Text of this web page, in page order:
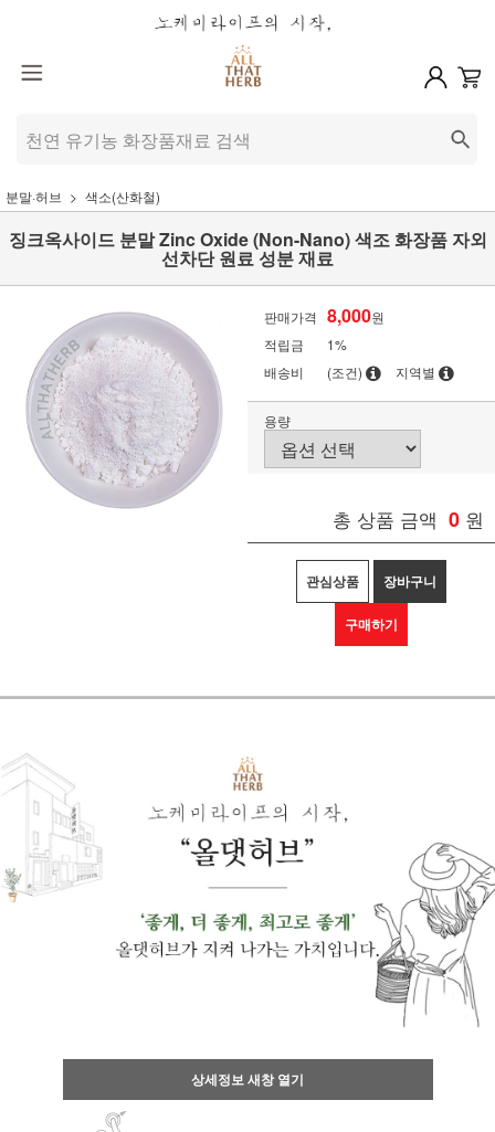
분말·허브 색소(산화철)
징크옥사이드 분말 Zinc Oxide (Non-Nano) 색조 화장품 자외
선차단 원료 성분 재료
판매가격 8,000원
적립금
1%
배송비
(조건) 지역별
용량
총 상품 금액 0 원
관심상품 장바구니
구매하기
상세정보 새창 열기